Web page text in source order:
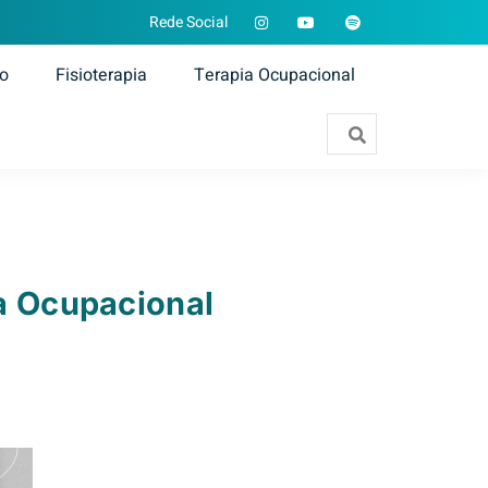
Rede Social
Fisioterapia Terapia Ocupacional
Ocupacional